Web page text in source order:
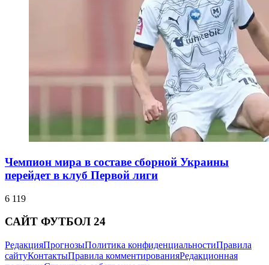
Чемпион мира в составе сборной Украины
перейдет в клуб Первой лиги
6 119
САЙТ ФУТБОЛ 24
РедакцияПрогнозыПолитика конфиденциальностиПравила
сайтуКонтактыПравила комментированияРедакционная